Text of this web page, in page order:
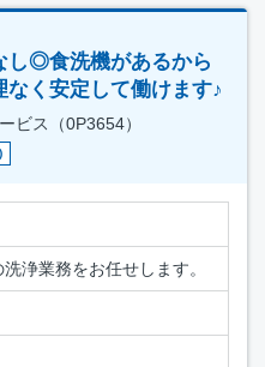
し◎食洗機があるから
く安定して働けます♪
ビス（0P3654）
浄業務をお任せします。